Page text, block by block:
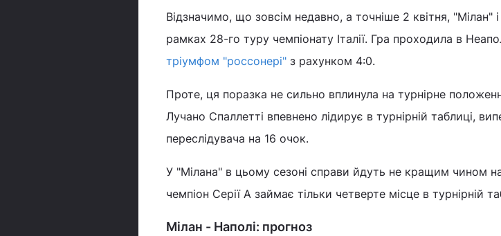
Відзначимо, що зовсім недавно, а точніше 2 квітня, "Мілан"
рамках 28-го туру чемпіонату Італії. Гра проходила в
тріумфом "россонері" з рахунком 4:0.
Проте, ця поразка не сильно вплинула на турнірне
Лучано Спаллетті впевнено лідирує в турнірній таблиці,
переслідувача на 16 очок.
У "Мілана" в цьому сезоні справи йдуть не кращим чином
чемпіон Серії А займає тільки четверте місце в турнірній
Мілан - Наполі: прогноз